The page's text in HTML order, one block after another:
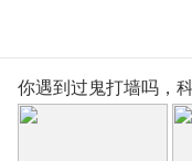
你遇到过鬼打墙吗，